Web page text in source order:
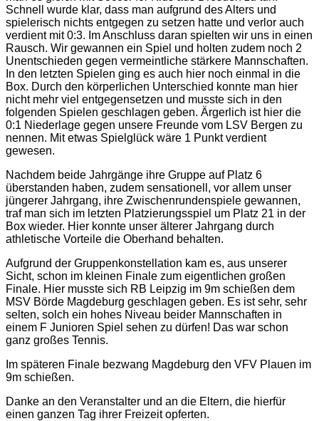
Schnell wurde klar, dass man aufgrund des Alters und
spielerisch nichts entgegen zu setzen hatte und verlor auch
verdient mit 0:3. Im Anschluss daran spielten wir uns in einen
Rausch. Wir gewannen ein Spiel und holten zudem noch 2
Unentschieden gegen vermeintliche stärkere Mannschaften.
In den letzten Spielen ging es auch hier noch einmal in die
Box. Durch den körperlichen Unterschied konnte man hier
nicht mehr viel entgegensetzen und musste sich in den
folgenden Spielen geschlagen geben. Ärgerlich ist hier die
0:1 Niederlage gegen unsere Freunde vom LSV Bergen zu
nennen. Mit etwas Spielglück wäre 1 Punkt verdient
gewesen.
Nachdem beide Jahrgänge ihre Gruppe auf Platz 6
überstanden haben, zudem sensationell, vor allem unser
jüngerer Jahrgang, ihre Zwischenrundenspiele gewannen,
traf man sich im letzten Platzierungsspiel um Platz 21 in der
Box wieder. Hier konnte unser älterer Jahrgang durch
athletische Vorteile die Oberhand behalten.
Aufgrund der Gruppenkonstellation kam es, aus unserer
Sicht, schon im kleinen Finale zum eigentlichen großen
Finale. Hier musste sich RB Leipzig im 9m schießen dem
MSV Börde Magdeburg geschlagen geben. Es ist sehr, sehr
selten, solch ein hohes Niveau beider Mannschaften in
einem F Junioren Spiel sehen zu dürfen! Das war schon
ganz großes Tennis.
Im späteren Finale bezwang Magdeburg den VFV Plauen im
9m schießen.
Danke an den Veranstalter und an die Eltern, die hierfür
einen ganzen Tag ihrer Freizeit opferten.